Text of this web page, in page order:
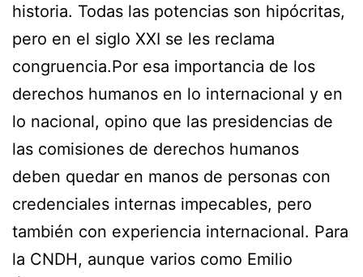
historia. Todas las potencias son hipócritas,
pero en el siglo XXI se les reclama
congruencia.Por esa importancia de los
derechos humanos en lo internacional y en
lo nacional, opino que las presidencias de
las comisiones de derechos humanos
deben quedar en manos de personas con
credenciales internas impecables, pero
también con experiencia internacional. Para
la CNDH, aunque varios como Emilio